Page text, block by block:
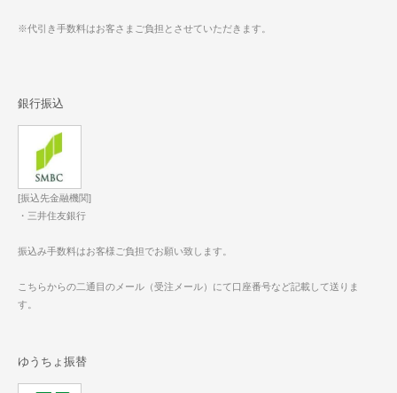
※代引き手数料はお客さまご負担とさせていただきます。
銀行振込
[振込先金融機関]
・三井住友銀行
振込み手数料はお客様ご負担でお願い致します。
こちらからの二通目のメール（受注メール）にて口座番号など記載して送りま
す。
ゆうちょ振替